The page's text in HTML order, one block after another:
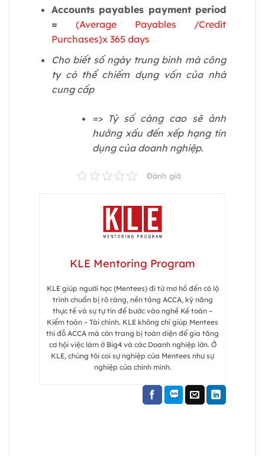
Accounts payables payment period
=(Average Payables /Credit
Purchases)x 365 days
Cho biết số ngày trung bình mà công
ty có thể chiếm dụng vốn của nhà
cung cấp
=> Tỷ số càng cao sẽ ảnh
hưởng xấu đến xếp hạng tín
dụng của doanh nghiệp.
Đánh giá
KLE Mentoring Program
KLE giúp người học (Mentees) đi từ mơ hồ đến có lộ
trình chuẩn bị rõ ràng, nền tảng ACCA, kỹ năng
thực tế và sự tự tin để bước vào nghề Kế toán –
Kiểm toán – Tài chính. KLE không chỉ giúp Mentees
thi đỗ ACCA mà còn trang bị toàn diện để gia tăng
cơ hội việc làm ở Big4 và các Doanh nghiệp lớn. Ở
KLE, chúng tôi coi sự nghiệp của Mentees như sự
nghiệp của chính mình.